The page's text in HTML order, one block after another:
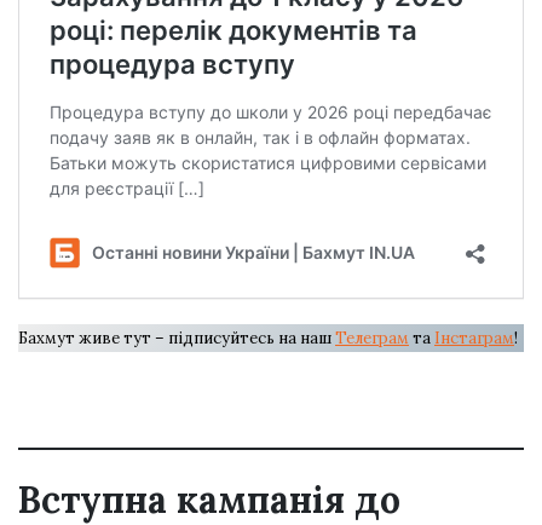
Бахмут живе тут – підписуйтесь на нашТелеграм та Інстаграм!
Вступна кампанія до